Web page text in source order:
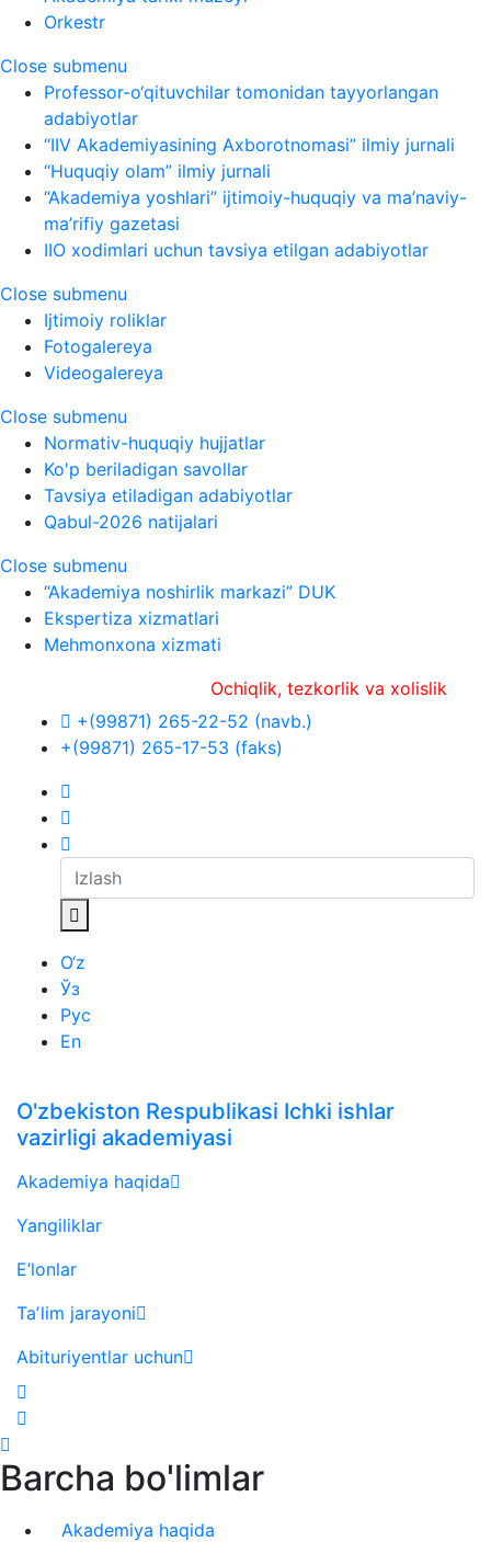
Orkestr
Close submenu
Professor-o‘qituvchilar tomonidan tayyorlangan
adabiyotlar
“IIV Akademiyasining Axborotnomasi” ilmiy jurnali
“Huquqiy olam” ilmiy jurnali
“Akademiya yoshlari” ijtimoiy-huquqiy va ma’naviy-
ma’rifiy gazetasi
IIO xodimlari uchun tavsiya etilgan adabiyotlar
Close submenu
Ijtimoiy roliklar
Fotogalereya
Videogalereya
Close submenu
Normativ-huquqiy hujjatlar
Ko'p beriladigan savollar
Tavsiya etiladigan adabiyotlar
Qabul-2026 natijalari
Close submenu
“Akademiya noshirlik markazi” DUK
Ekspertiza xizmatlari
Mehmonxona xizmati
Ochiqlik, tezkorlik va xolislik
+(99871) 265-22-52 (navb.)
+(99871) 265-17-53 (faks)
O‘z
Ўз
Рус
En
O'zbekiston Respublikasi Ichki ishlar
vazirligi akademiyasi
Akademiya haqida
Yangiliklar
E’lonlar
Taʼlim jarayoni
Abituriyentlar uchun
Barcha bo'limlar
Akademiya haqida